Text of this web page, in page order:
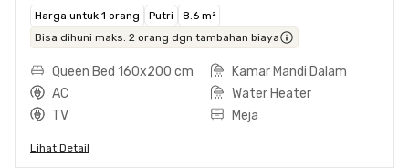
Harga untuk 1 orang Putri
8.6 m²
Bisa dihuni maks. 2 orang dgn tambahan biaya
Queen Bed 160x200 cm
Kamar Mandi Dalam
AC
Water Heater
TV
Meja
Lihat Detail